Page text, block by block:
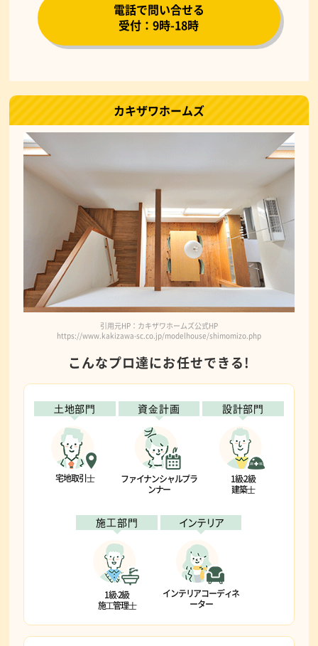
電話で問い合せる
受付：9時-18時
カキザワホームズ
引用元HP：カキザワホームズ公式HP
https://www.kakizawa-sc.co.jp/modelhouse/shimomizo.php
こんなプロ達にお任せできる!
⼟地部⾨
宅地取引⼠
資⾦計画
ファイナンシャルプラ
ンナー
設計部⾨
1級‧2級
建築⼠
施⼯部⾨
1級‧2級
施⼯管理⼠
インテリア
インテリアコーディネ
ーター